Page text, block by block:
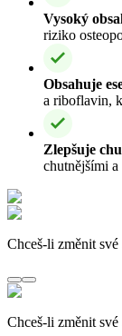
Vysoký
riziko
Obsahuje
a riboflavin,
Zlepšuje
chutnějšími
Chceš-li změnit
Chceš-li změnit